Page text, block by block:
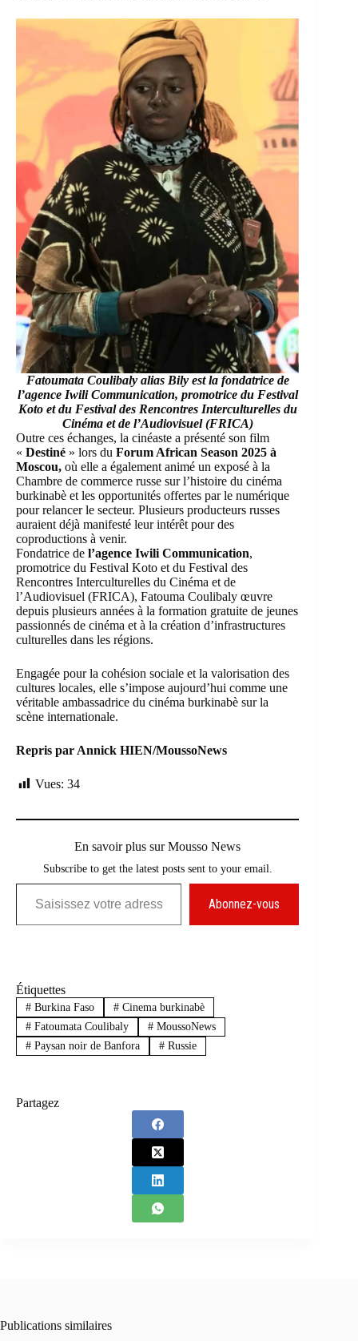
Fatoumata Coulibaly alias Bilyest la fondatrice de
l’agence Iwili Communication, promotrice du Festival
Koto et du Festival des Rencontres Interculturelles du
Cinéma et de l’Audiovisuel (FRICA)
Outre ces échanges, la cinéaste a présenté son film
« Destiné » lors du Forum African Season 2025 à
Moscou, où elle a également animé un exposé à la
Chambre de commerce russe sur l’histoire du cinéma
burkinabè et les opportunités offertes par le numérique
pour relancer le secteur. Plusieurs producteurs russes
auraient déjà manifesté leur intérêt pour des
coproductions à venir.
Fondatrice de l’agence Iwili Communication,
promotrice du Festival Koto et du Festival des
Rencontres Interculturelles du Cinéma et de
l’Audiovisuel (FRICA), Fatouma Coulibaly œuvre
depuis plusieurs années à la formation gratuite de jeunes
passionnés de cinéma et à la création d’infrastructures
culturelles dans les régions.
Engagée pour la cohésion sociale et la valorisation des
cultures locales, elle s’impose aujourd’hui comme une
véritable ambassadrice du cinéma burkinabè sur la
scène internationale.
Repris par Annick HIEN/MoussoNews
Vues: 34
En savoir plus sur Mousso News
Subscribe to get the latest posts sent to your email.
Saisissez votre adresse e-mail…
Abonnez-vous
Étiquettes
#Burkina Faso #Cinema burkinabè
#Fatoumata Coulibaly #MoussoNews
#Paysan noir de Banfora #Russie
Partagez
Publications similaires